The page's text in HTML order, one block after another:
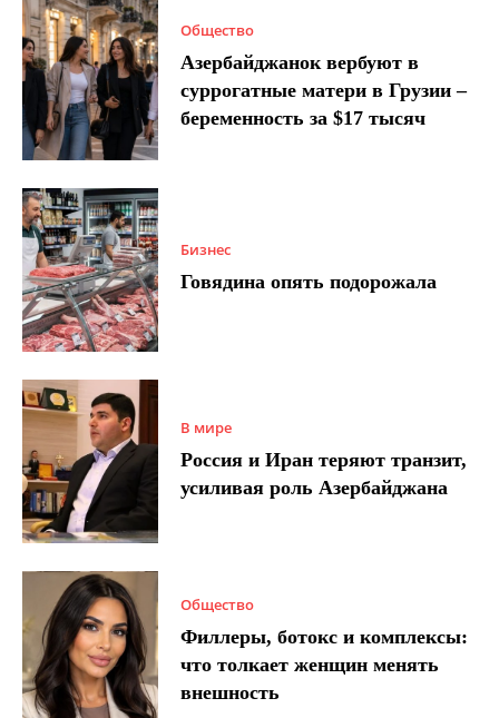
Общество
Азербайджанок вербуют в
суррогатные матери в Грузии –
беременность за $17 тысяч
Бизнес
Говядина опять подорожала
В мире
Россия и Иран теряют транзит,
усиливая роль Азербайджана
Общество
Филлеры, ботокс и комплексы:
что толкает женщин менять
внешность